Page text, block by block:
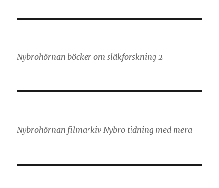
Nybrohörnan böcker om släkforskning 2
Nybrohörnan filmarkiv Nybro tidning med mera